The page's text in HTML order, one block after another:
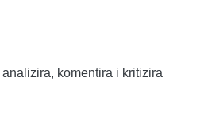
komentira i kritizira